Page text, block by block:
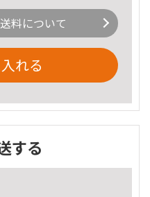
料について
れる
する